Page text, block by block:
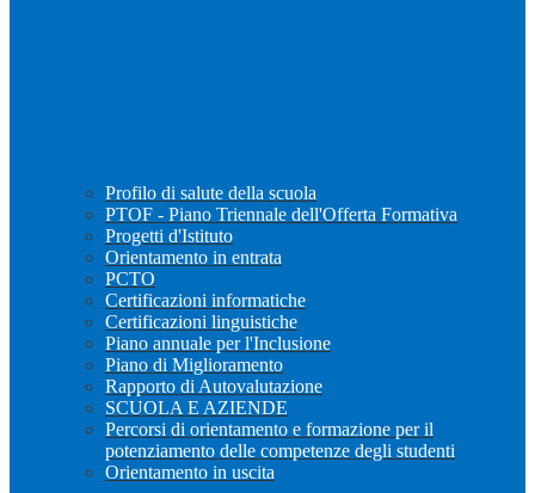
Profilo di salute della scuola
PTOF - Piano Triennale dell'Offerta Formativa
Progetti d'Istituto
Orientamento in entrata
PCTO
Certificazioni informatiche
Certificazioni linguistiche
Piano annuale per l'Inclusione
Piano di Miglioramento
Rapporto di Autovalutazione
SCUOLA E AZIENDE
Percorsi di orientamento e formazione per il
potenziamento delle competenze degli studenti
Orientamento in uscita